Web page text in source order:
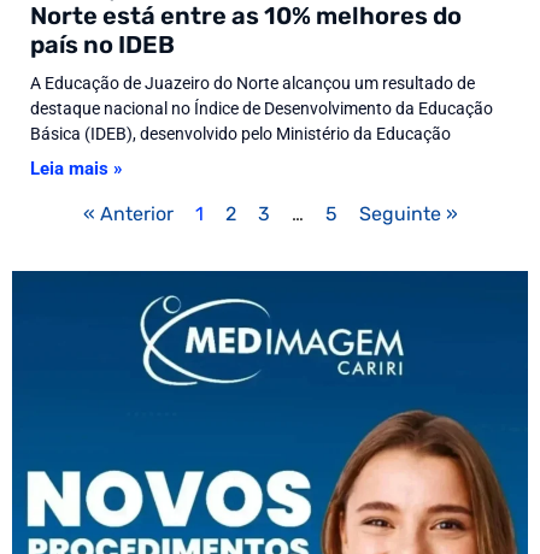
Norte está entre as 10% melhores do
país no IDEB
A Educação de Juazeiro do Norte alcançou um resultado de
destaque nacional no Índice de Desenvolvimento da Educação
Básica (IDEB), desenvolvido pelo Ministério da Educação
Leia mais »
« Anterior 1 2 3 … 5 Seguinte »